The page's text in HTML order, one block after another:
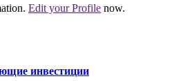
Edit your Profile now.
инвестиции